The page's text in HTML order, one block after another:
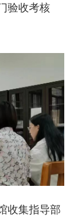
验收考核
收集指导部